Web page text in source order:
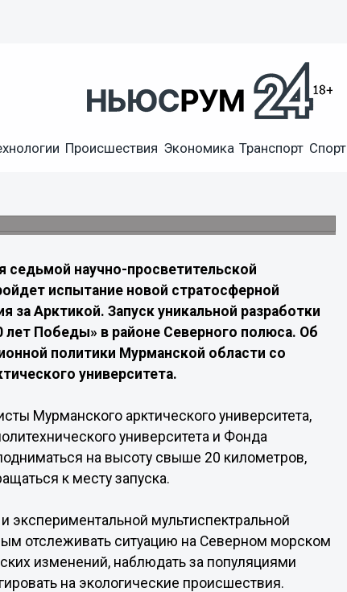
Происшествия Экономика Транспорт Спорт
протестирует новую
седьмой научно-просветительской
испытание новой стратосферной
Арктикой. Запуск уникальной разработки
лет Победы» в районе Северного полюса. Об
политики Мурманской области со
университета.
Мурманского арктического университета,
университета и Фонда
на высоту свыше 20 километров,
к месту запуска.
экспериментальной мультиспектральной
отслеживать ситуацию на Северном морском
изменений, наблюдать за популяциями
на экологические происшествия.